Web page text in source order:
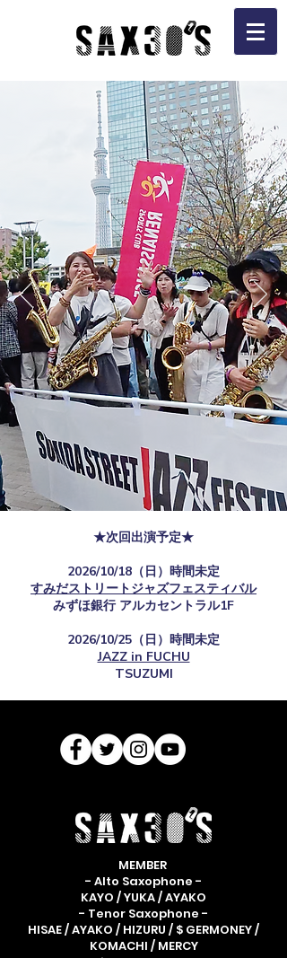
★次回出演予定★
2026/10/18（日）時間未定
すみだストリートジャズフェスティバル
​みずほ銀行 アルカセントラル1F
2026/10/25（日）時間未定
JAZZ in FUCHU
TSUZUMI
MEMBER
- Alto Saxophone -
KAYO / YUKA / AYAKO
- Tenor Saxophone -
HISAE / AYAKO / HIZURU / $ GERMONEY /
KOMACHI / MERCY